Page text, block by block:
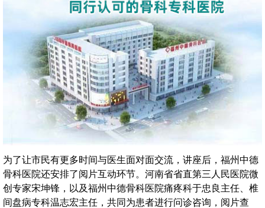
为了让市民有更多时间与医生面对面交流，讲座后，福州中德
骨科医院还安排了阅片互动环节。河南省省直第三人民医院微
创专家宋坤锋，以及福州中德骨科医院痛疼科于忠良主任、椎
间盘病专科温志宏主任，共同为患者进行问诊咨询，阅片查